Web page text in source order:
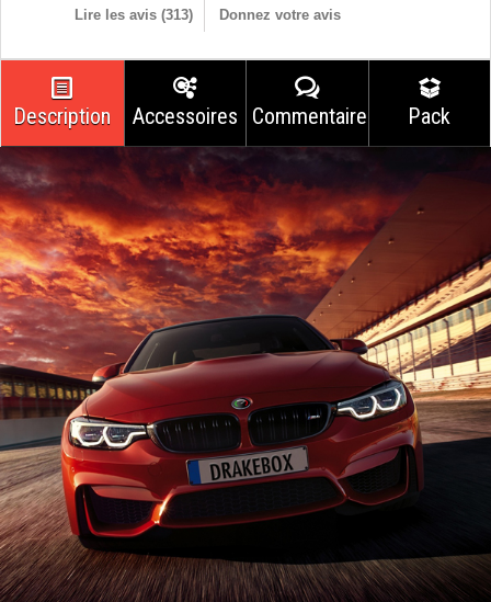
Lire les avis (313) Donnez votre avis
Description Accessoires Commentaires Pack